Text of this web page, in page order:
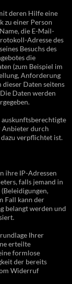
deren Hilfe eine
zu einer Person
die E-Mail-
Adresse des
Besuchs des
die
(zum Beispiel im
Anforderung
Daten seitens
Daten werden
Anbieter durch
verpflichtet ist.
ihre IP-Adressen
falls jemand in
Fall kann der
belangt werden und
Ihrer
erteilte
formlose
der bereits
Widerruf